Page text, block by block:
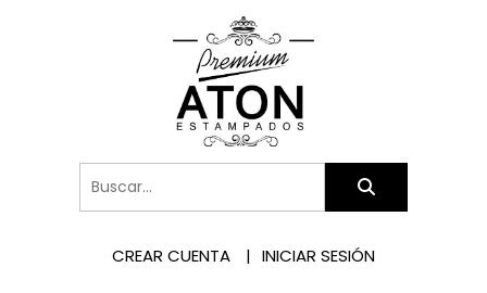
CREAR CUENTA INICIAR SESIÓN